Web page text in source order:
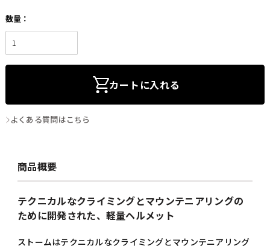
カートに入れる
よくある質問はこちら
商品概要
テクニカルなクライミングとマウンテニアリングの
ために開発された、軽量ヘルメット
ストームはテクニカルなクライミングとマウンテニアリング